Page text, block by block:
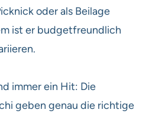
oder als Beilage
ist er budgetfreundlich
immer ein Hit: Die
geben genau die richtige